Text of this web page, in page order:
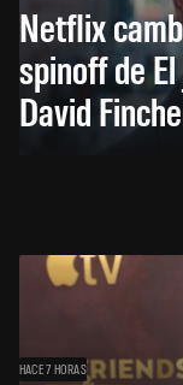
Netflix
spinoff de
David
HACE 7 HORAS